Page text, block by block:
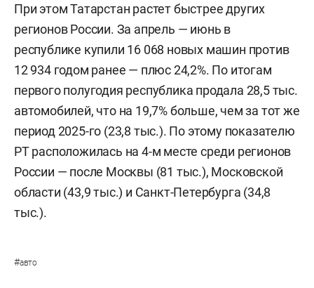
При этом Татарстан растет быстрее других
регионов России. За апрель — июнь в
республике купили 16 068 новых машин против
12 934 годом ранее — плюс 24,2%. По итогам
первого полугодия республика продала 28,5 тыс.
автомобилей, что на 19,7% больше, чем за тот же
период 2025-го (23,8 тыс.). По этому показателю
РТ расположилась на 4-м месте среди регионов
России — после Москвы (81 тыс.), Московской
области (43,9 тыс.) и Санкт-Петербурга (34,8
тыс.).
#авто